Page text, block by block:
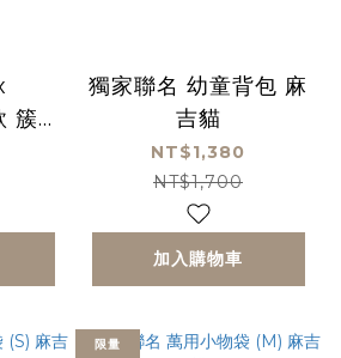
簇絨
龍
獨家聯名 幼童背包 麻
吉貓
NT$1,380
NT$1,700
加入購物車
限量